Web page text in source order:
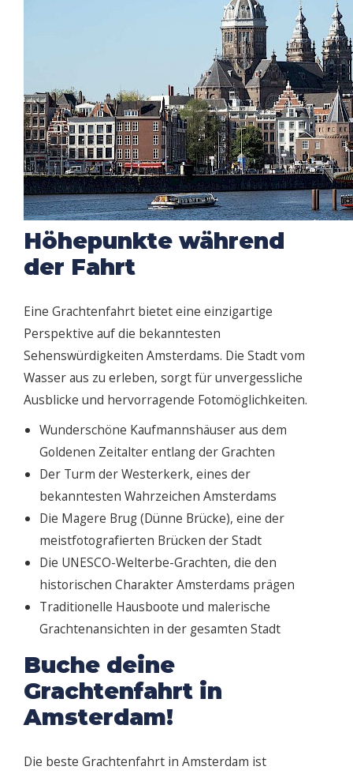
Höhepunkte während
der Fahrt
Eine Grachtenfahrt bietet eine einzigartige
Perspektive auf die bekanntesten
Sehenswürdigkeiten Amsterdams. Die Stadt vom
Wasser aus zu erleben, sorgt für unvergessliche
Ausblicke und hervorragende Fotomöglichkeiten.
Wunderschöne Kaufmannshäuser aus dem
Goldenen Zeitalter entlang der Grachten
Der Turm der Westerkerk, eines der
bekanntesten Wahrzeichen Amsterdams
Die Magere Brug (Dünne Brücke), eine der
meistfotografierten Brücken der Stadt
Die UNESCO-Welterbe-Grachten, die den
historischen Charakter Amsterdams prägen
Traditionelle Hausboote und malerische
Grachtenansichten in der gesamten Stadt
Buche deine
Grachtenfahrt in
Amsterdam!
Die beste Grachtenfahrt in Amsterdam ist